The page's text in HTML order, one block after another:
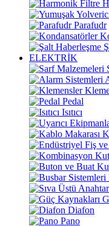
Parafudr
ELEKTRİK
Pedal
Isıtıcı
Diafon
Pano